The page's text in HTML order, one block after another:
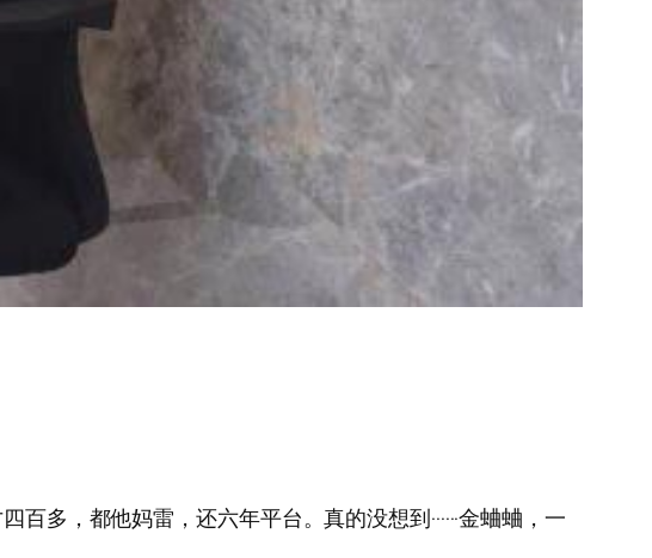
百多，都他妈雷，还六年平台。真的没想到······金蛐蛐，一